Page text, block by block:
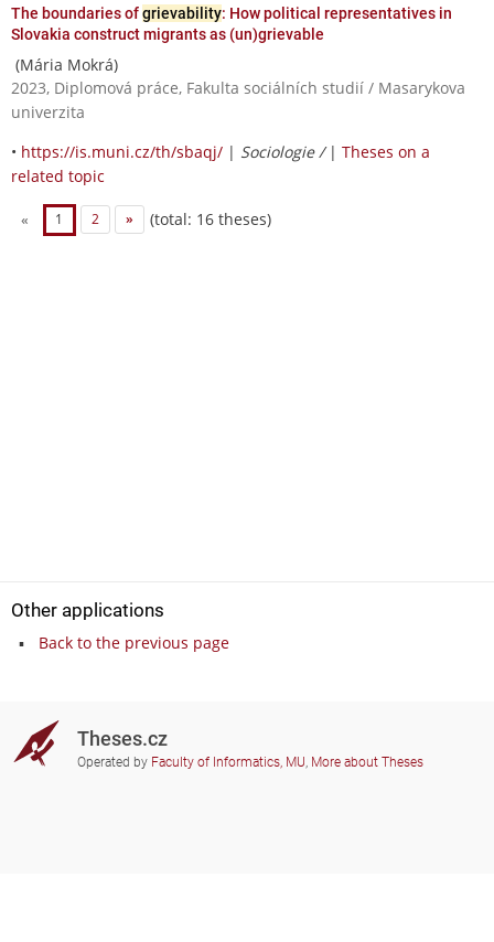
The boundaries ofgrievability: How political representatives in
Slovakia construct migrants as (un)grievable
(Mária Mokrá)
2023, Diplomová práce, Fakulta sociálních studií / Masarykova
univerzita
• https://is.muni.cz/th/sbaqj/ | Sociologie / | Theses on a
related topic
« 1 2 » (total: 16 theses)
Other applications
Back to the previous page
Theses.cz
Operated by Faculty of Informatics, MU, More about Theses